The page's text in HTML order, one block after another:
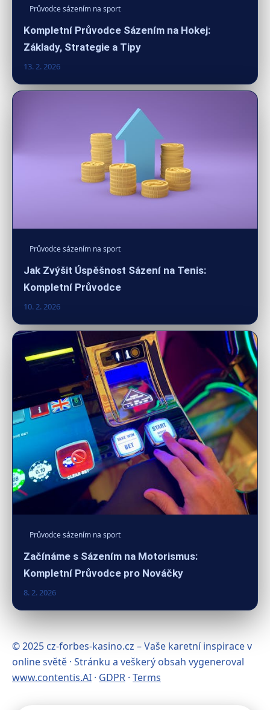
Průvodce sázením na sport
Kompletní Průvodce Sázením na Hokej:
Základy, Strategie a Tipy
13. 2. 2026
Průvodce sázením na sport
Jak Zvýšit Úspěšnost Sázení na Tenis:
Kompletní Průvodce
10. 2. 2026
Průvodce sázením na sport
Začínáme s Sázením na Motorismus:
Kompletní Průvodce pro Nováčky
8. 2. 2026
© 2025 cz-forbes-kasino.cz – Vaše karetní inspirace v
online světě · Stránku a veškerý obsah vygeneroval
www.contentis.AI · GDPR · Terms